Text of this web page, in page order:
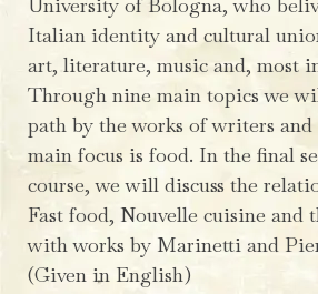
Italian identity and cultural
art, literature, music and, most
Through nine main topics we
path by the works of writers and
main focus is food. In the final
course, we will discuss the
Fast food, Nouvelle cuisine and
with works by Marinetti and
(Given in English)